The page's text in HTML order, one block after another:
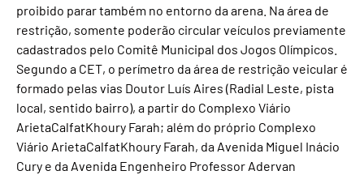
proibido parar também no entorno da arena. Na área de
restrição, somente poderão circular veículos previamente
cadastrados pelo Comitê Municipal dos Jogos Olímpicos.
Segundo a CET, o perímetro da área de restrição veicular é
formado pelas vias Doutor Luís Aires (Radial Leste, pista
local, sentido bairro), a partir do Complexo Viário
ArietaCalfatKhoury Farah; além do próprio Complexo
Viário ArietaCalfatKhoury Farah, da Avenida Miguel Inácio
Cury e da Avenida Engenheiro Professor Adervan